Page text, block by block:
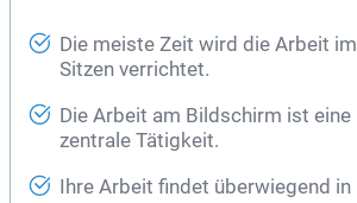
Die meiste Zeit wird die Arbeit im
Sitzen verrichtet.
Die Arbeit am Bildschirm ist eine
zentrale Tätigkeit.
Ihre Arbeit findet überwiegend in